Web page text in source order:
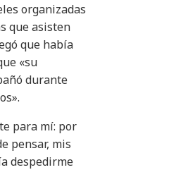
organizadas
que asisten
que había
«su
durante
para mí: por
pensar, mis
despedirme